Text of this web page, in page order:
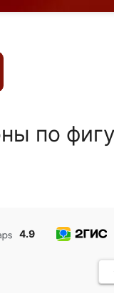
по
4.9